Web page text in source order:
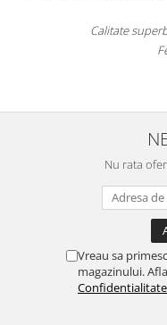
Calitate
Nu rata
Vreau sa
magazinului.
Confidentialitate